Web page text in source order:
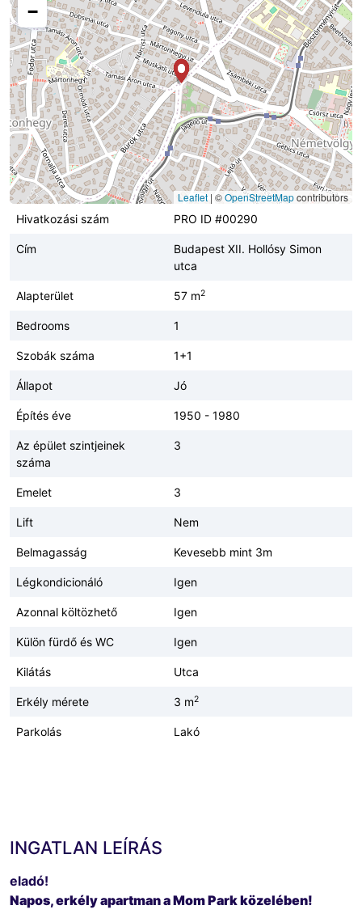
−
Leaflet | ©OpenStreetMapcontributors
Hivatkozási szám
PRO ID #00290
Cím
Budapest XII. Hollósy Simon
utca
Alapterület 57 m2
Bedrooms 1
Szobák száma 1+1
Állapot Jó
Építés éve 1950 - 1980
Az épület szintjeinek
száma
3
Emelet 3
Lift Nem
Belmagasság Kevesebb mint 3m
Légkondicionáló Igen
Azonnal költözhető Igen
Külön fürdő és WC Igen
Kilátás Utca
Erkély mérete 3 m2
Parkolás Lakó
INGATLAN LEÍRÁS
eladó!
Napos, erkély apartman a Mom Park közelében!